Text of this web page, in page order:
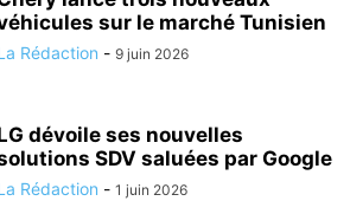
sur le marché Tunisien
Rédaction - 9 juin 2026
dévoile ses nouvelles
SDV saluées par Google
Rédaction - 1 juin 2026